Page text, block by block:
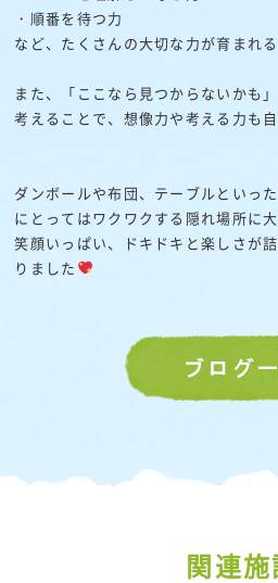
・順番を待つ力
など、たくさんの大切な力が育まれ
また、「ここなら見つからないかも
考えることで、想像力や考える力も
ダンボールや布団、テーブルといっ
にとってはワクワクする隠れ場所に大
笑顔いっぱい、ドキドキと楽しさが
りました
関連施